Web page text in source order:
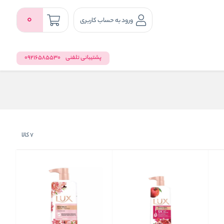
ورود به حساب کاربری 0
پشتیبانی تلفنی 09216585530
7کالا